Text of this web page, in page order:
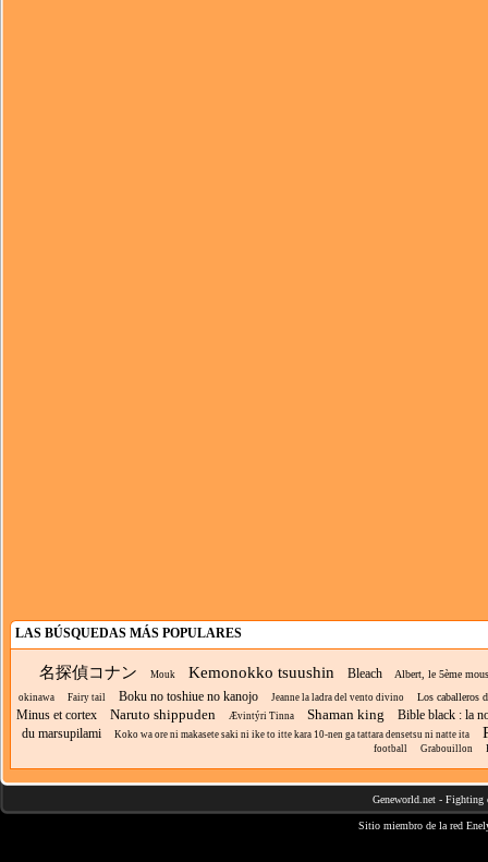
LAS BÚSQUEDAS MÁS POPULARES
名探偵コナン Mouk Kemonokko tsuushin Bleach Albert, le 5ème
okinawa Fairy tail Boku no toshiue no kanojo Jeanne la ladra del vento divino Los caballeros
Minus et cortex Naruto shippuden Ævintýri Tinna Shaman king
Bible black : la
du marsupilami
Koko wa ore ni makasete saki ni ike to itte kara 10-nen ga tattara densetsu ni natte ita
football Grabouillon
Geneworld.net - Fighting
Sitio miembro de la red